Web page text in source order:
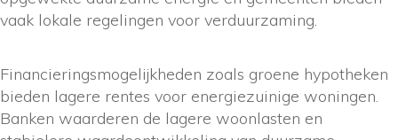
vaak lokale regelingen voor verduurzaming.
Financieringsmogelijkheden zoals groene hypotheken
bieden lagere rentes voor energiezuinige woningen.
Banken waarderen de lagere woonlasten en